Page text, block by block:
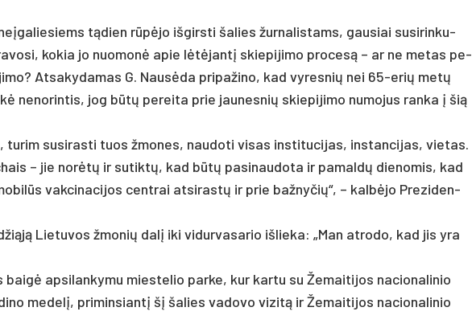
tądien rūpėjo iš­girs­ti ša­lies žur­na­lis­tams, gau­siai su­si­rin­ku­
ko­kia jo nuo­monė apie lėtėjantį skie­pi­ji­mo pro­cesą – ar ne me­tas pe­
At­sa­ky­da­mas G. Nausė­da pri­pa­ži­no, kad vy­res­nių nei 65-erių metų
ne­no­rin­tis, jog būtų pe­rei­ta prie jau­nes­nių skie­pi­ji­mo nu­mo­jus ran­ka į šią
tu­rim su­si­ras­ti tuos žmo­nes, nau­do­ti vi­sas ins­ti­tu­ci­jas, ins­tan­ci­jas, vie­tas.
– jie norėtų ir su­tiktų, kad būtų pa­si­nau­do­ta ir pa­maldų die­no­mis, kad
vak­ci­na­ci­jos cent­rai at­si­rastų ir prie baž­ny­čių“, – kalbė­jo Pre­zi­den­
Lie­tu­vos žmo­nių dalį iki vi­dur­va­sa­rio iš­lie­ka: „Man at­ro­do, kad jis yra
ap­si­lan­ky­mu mies­te­lio par­ke, kur kar­tu su Že­mai­ti­jos na­cio­na­li­nio
me­delį, pri­min­siantį šį ša­lies va­do­vo vi­zitą ir Že­mai­ti­jos na­cio­na­li­nio